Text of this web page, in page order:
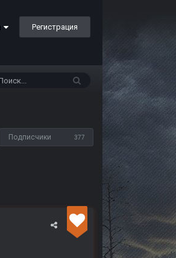
Регистрация
Подписчики 377